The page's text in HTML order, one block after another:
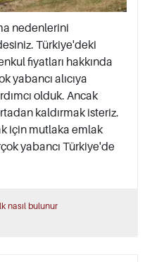
nedenlerini
Türkiye'deki
fiyatları hakkında
yabancı alıcıya
olduk. Ancak
kaldırmak isteriz.
için mutlaka emlak
yabancı Türkiye'de
nasıl bulunur